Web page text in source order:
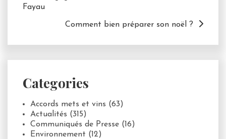
Fayau
Comment bien préparer son noël ?
Categories
Accords mets et vins (63)
Actualités (315)
Communiqués de Presse (16)
Environnement (12)